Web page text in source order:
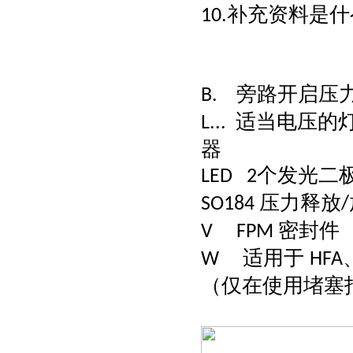
10.补充资料是
B. 旁路开启压
L... 适当电压的
器
LED 2个发光二
SO184 压力释放/
V FPM 密封件
W 适用于 HFA
（仅在使用堵